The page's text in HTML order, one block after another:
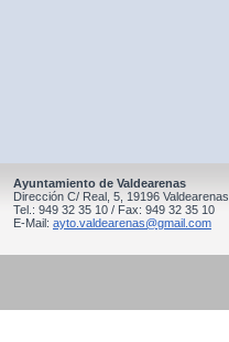
Ayuntamiento de Valdearenas
Dirección C/ Real, 5, 19196 Valdearenas
Tel.: 949 32 35 10 / Fax: 949 32 35 10
E-Mail: ayto.valdearenas@gmail.com